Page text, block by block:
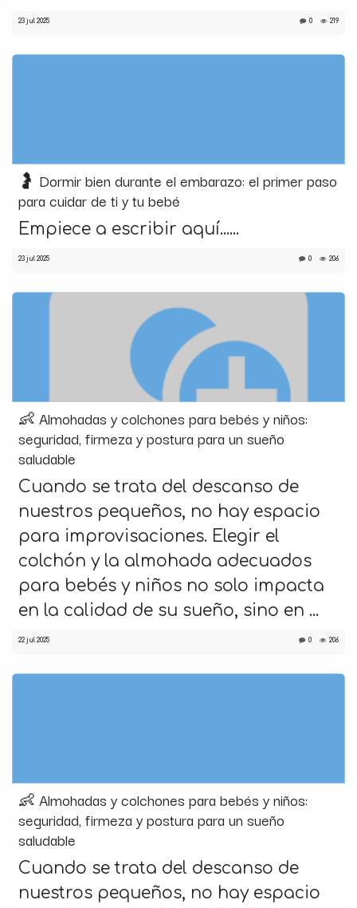
23 jul 2025 0 219
🤰 Dormir bien durante el embarazo: el primer paso
para cuidar de ti y tu bebé
Empiece a escribir aquí......
23 jul 2025 0 206
👶 Almohadas y colchones para bebés y niños:
seguridad, firmeza y postura para un sueño
saludable
Cuando se trata del descanso de
nuestros pequeños, no hay espacio
para improvisaciones. Elegir el
colchón y la almohada adecuados
para bebés y niños no solo impacta
en la calidad de su sueño, sino en ...
22 jul 2025 0 206
👶 Almohadas y colchones para bebés y niños:
seguridad, firmeza y postura para un sueño
saludable
Cuando se trata del descanso de
nuestros pequeños, no hay espacio